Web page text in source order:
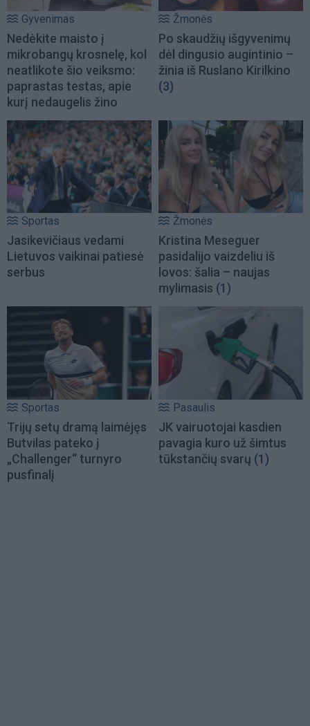
Gyvenimas
Nedėkite maisto į
mikrobangų krosnelę, kol
neatlikote šio veiksmo:
paprastas testas, apie
kurį nedaugelis žino
Žmonės
Po skaudžių išgyvenimų
dėl dingusio augintinio –
žinia iš Ruslano Kirilkino
(3)
Sportas
Jasikevičiaus vedami
Lietuvos vaikinai patiesė
serbus
Žmonės
Kristina Meseguer
pasidalijo vaizdeliu iš
lovos: šalia – naujas
mylimasis (1)
Sportas
Trijų setų dramą laimėjęs
Butvilas pateko į
„Challenger“ turnyro
pusfinalį
Pasaulis
JK vairuotojai kasdien
pavagia kuro už šimtus
tūkstančių svarų (1)